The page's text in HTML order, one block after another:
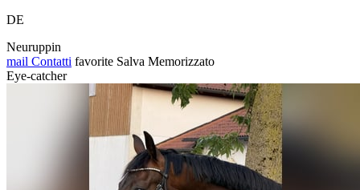
DE
Neuruppin
mail Contatti favorite Salva Memorizzato
Eye-catcher